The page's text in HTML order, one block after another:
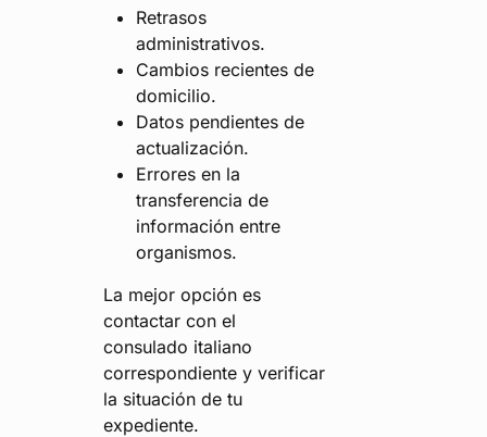
Retrasos
administrativos.
Cambios recientes de
domicilio.
Datos pendientes de
actualización.
Errores en la
transferencia de
información entre
organismos.
La mejor opción es
contactar con el
consulado italiano
correspondiente y verificar
la situación de tu
expediente.